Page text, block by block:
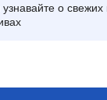
о